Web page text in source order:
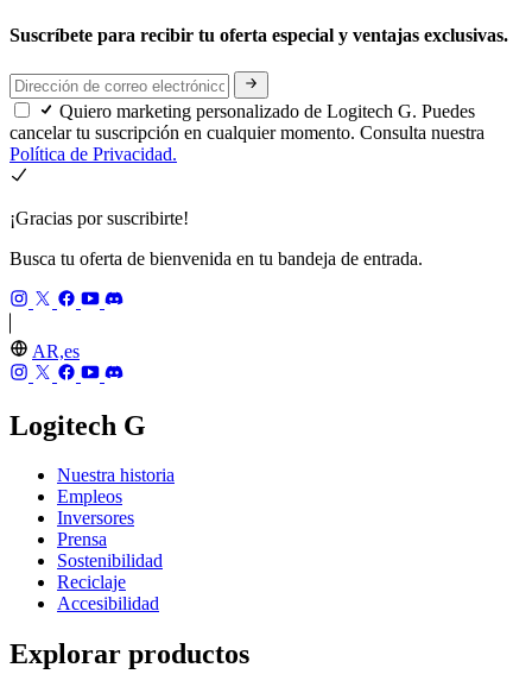
Suscríbete para recibir tu oferta especial y ventajas exclusivas.
Quiero marketing personalizado de Logitech G. Puedes
cancelar tu suscripción en cualquier momento. Consulta nuestra
Política de Privacidad.
¡Gracias por suscribirte!
Busca tu oferta de bienvenida en tu bandeja de entrada.
AR,es
Logitech G
Nuestra historia
Empleos
Inversores
Prensa
Sostenibilidad
Reciclaje
Accesibilidad
Explorar productos